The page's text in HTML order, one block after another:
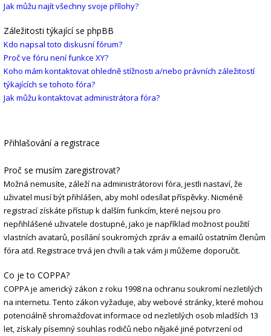
Jak můžu najít všechny svoje přílohy?
Záležitosti týkající se phpBB
Kdo napsal toto diskusní fórum?
Proč ve fóru není funkce XY?
Koho mám kontaktovat ohledně stížnosti a/nebo právních záležitostí
týkajících se tohoto fóra?
Jak můžu kontaktovat administrátora fóra?
Přihlašování a registrace
Proč se musím zaregistrovat?
Možná nemusíte, záleží na administrátorovi fóra, jestli nastaví, že
uživatel musí být přihlášen, aby mohl odesílat příspěvky. Nicméně
registrací získáte přístup k dalším funkcím, které nejsou pro
nepřihlášené uživatele dostupné, jako je například možnost použití
vlastních avatarů, posílání soukromých zpráv a emailů ostatním členům
fóra atd. Registrace trvá jen chvíli a tak vám ji můžeme doporučit.
Co je to COPPA?
COPPA je americký zákon z roku 1998 na ochranu soukromí nezletilých
na internetu. Tento zákon vyžaduje, aby webové stránky, které mohou
potenciálně shromažďovat informace od nezletilých osob mladších 13
let, získaly písemný souhlas rodičů nebo nějaké jiné potvrzení od